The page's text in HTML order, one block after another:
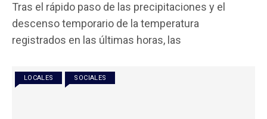
ce
b
o
k
tt
er
at
s
p
p
ail m
p
Tras el rápido paso de las precipitaciones y el
descenso temporario de la temperatura
registrados en las últimas horas, las
LOCALES SOCIALES